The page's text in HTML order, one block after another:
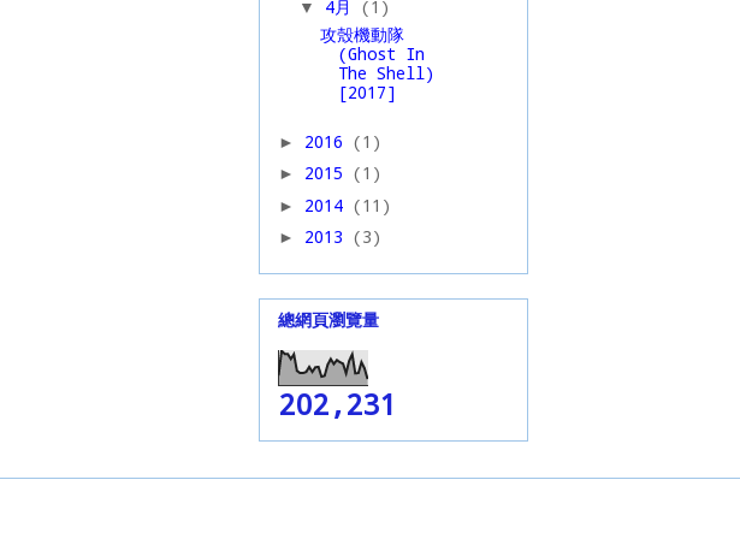
▼ 4月 (1)
攻殼機動隊
(Ghost In
The Shell)
[2017]
► 2016 (1)
► 2015 (1)
► 2014 (11)
► 2013 (3)
總網頁瀏覽量
202,231